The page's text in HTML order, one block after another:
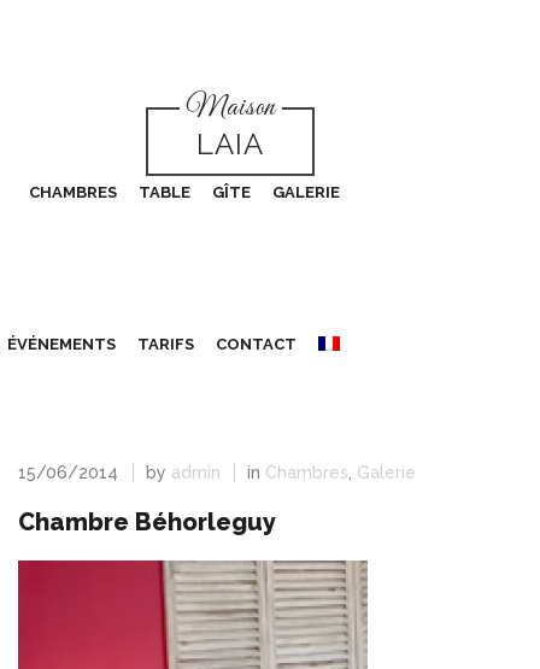
CHAMBRES TABLE GÎTE GALERIE
Maison
LAIA
ÉVÉNEMENTS TARIFS CONTACT
15/06/2014 by admin in Chambres Galerie
Chambre Béhorleguy